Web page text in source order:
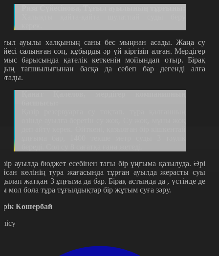
ауылы халқының саны бес мыңнан асады. Жаңа су
салынған соң, құбырды әр үй кіргізіп алған. Мердігер
барысында қателік кеткенін мойындап отыр. Бірақ
тапшылығынан басқа да себеп бар дегенді алға
ауылда бюджет есебінен тағы бір ұңғыма қазылуда. Әрі
көлінің тура жағасында тұрған ауылда жерасты суы
жатқан 3 ұңғыма да бар. Бірақ астында да , үстінде де
мол бола тұра тұғылдықтар бір жұтым суға зәру.
Көшербай